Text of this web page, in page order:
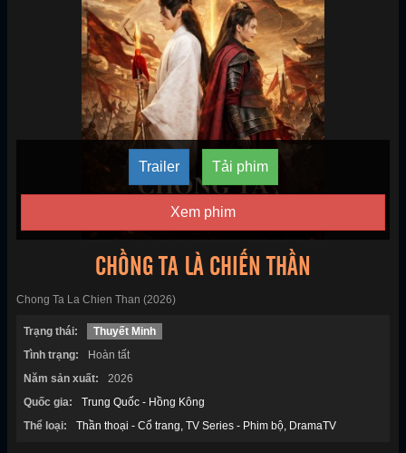
Trailer Tải phim
Xem phim
CHỒNG TA LÀ CHIẾN THẦN
Chong Ta La Chien Than (2026)
Trạng thái:
Thuyết Minh
Tình trạng:
Hoàn tất
Năm sản xuất:
2026
Quốc gia:
Trung Quốc - Hồng Kông
Thể loại:
Thần thoại - Cổ trang TV Series - Phim bộ DramaTV